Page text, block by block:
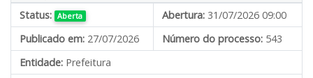
Status: Aberta Abertura: 31/07/2026 09:00
Publicado em: 27/07/2026 Número do processo: 543
Entidade: Prefeitura